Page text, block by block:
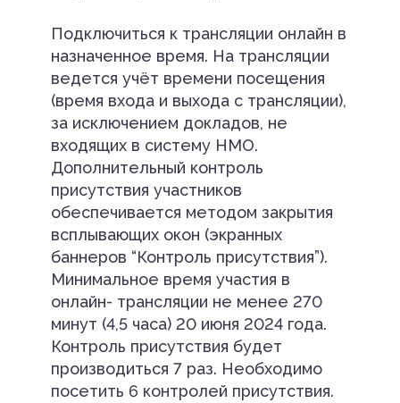
Подключиться к трансляции онлайн в
назначенное время. На трансляции
ведется учёт времени посещения
(время входа и выхода с трансляции),
за исключением докладов, не
входящих в систему НМО.
Дополнительный контроль
присутствия участников
обеспечивается методом закрытия
всплывающих окон (экранных
баннеров “Контроль присутствия”).
Минимальное время участия в
онлайн- трансляции не менее 270
минут (4,5 часа) 20 июня 2024 года.
Контроль присутствия будет
производиться 7 раз. Необходимо
посетить 6 контролей присутствия.